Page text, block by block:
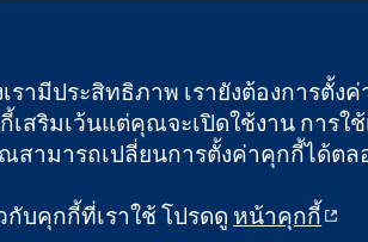
กัดโดยการค้ำประกัน (เลขที่ 03044323) ที่
ข้อกำหนดและเงื่อนไขการใช้เว็บไซต์|
รามีประสิทธิภาพ เรายังต้องการตั้ง
กี้เสริมเว้นแต่คุณจะเปิดใช้งาน กา
ามารถเปลี่ยนการตั้งค่าคุกกี้ได้ตล
บคุกกี้ที่เราใช้ โปรดดู หน้าคุกกี้